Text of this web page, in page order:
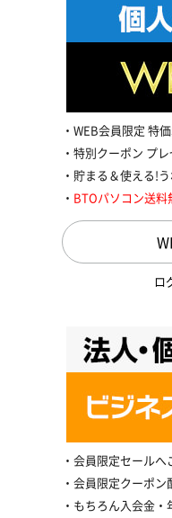
WEB会員限定 特価
特別クーポン プレ
貯まる＆使える!
BTOパソコン送料
ロ
会員限定セールへ
会員限定クーポン
もちろん入会金・